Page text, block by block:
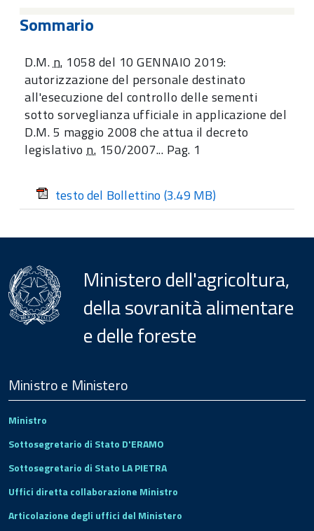
Sommario
D.M.n. 1058 del 10 GENNAIO 2019:
autorizzazione del personale destinato
all'esecuzione del controllo delle sementi
sotto sorveglianza ufficiale in applicazione del
D.M. 5 maggio 2008 che attua il decreto
legislativon. 150/2007... Pag. 1
testo del Bollettino (3.49 MB)
Ministero dell'agricoltura,
della sovranità alimentare
e delle foreste
Footer
Ministro e Ministero
Ministro
Sottosegretario di Stato D'ERAMO
Sottosegretario di Stato LA PIETRA
Uffici diretta collaborazione Ministro
Articolazione degli uffici del Ministero